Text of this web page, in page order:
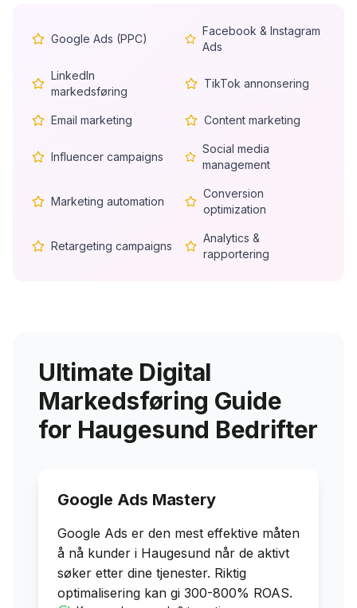
Google Ads (PPC)
Facebook & Instagram
Ads
LinkedIn
markedsføring
TikTok annonsering
Email marketing Content marketing
Influencer campaigns
Social media
management
Marketing automation
Conversion
optimization
Retargeting campaigns
Analytics &
rapportering
Ultimate Digital
Markedsføring Guide
for Haugesund Bedrifter
Google Ads Mastery
Google Ads er den mest effektive måten
å nå kunder i Haugesund når de aktivt
søker etter dine tjenester. Riktig
optimalisering kan gi 300-800% ROAS.